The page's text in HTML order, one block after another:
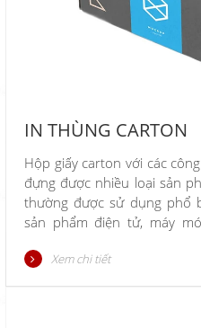
IN THÙNG CARTON
Hộp giấy carton với các
đựng được nhiều loại sản
thường được sử dụng phổ
sản phẩm điện tử, máy
dùng làm hộp đựng các sản
Xem chi tiết